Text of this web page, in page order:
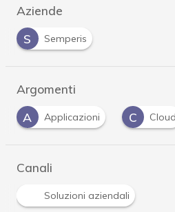
Aziende
S
Semperis
Argomenti
C
Cloud C Cyber crime
Canali
Soluzioni aziendali